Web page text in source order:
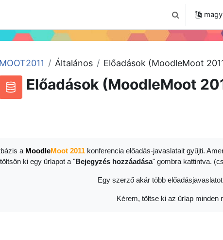
Keresési
MOOT2011 Általános Előadások (MoodleMoot
Előadások (MoodleMoot
a MoodleMoot 2011konferencia előadás-javaslatait gyűjti.
töltsön ki egy űrlapot a "Bejegyzés hozzáadása" gombra kattintva.
Egy szerző akár több
Kérem, töltse ki az űrlap minden